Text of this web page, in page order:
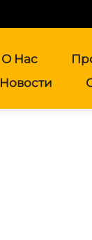
О Нас
Новости